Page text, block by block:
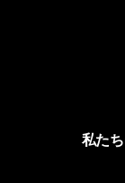
私た